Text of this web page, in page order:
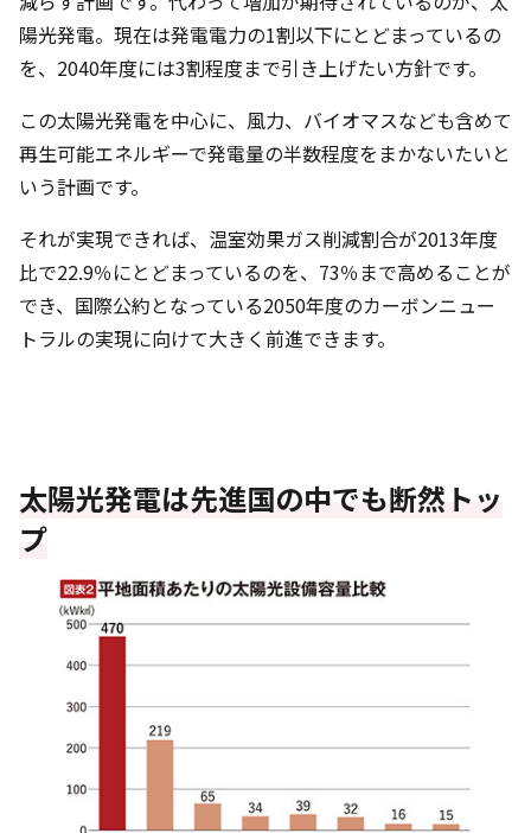
陽光発電。現在は発電電力の1割以下にとどまっているの
を、2040年度には3割程度まで引き上げたい方針です。
この太陽光発電を中心に、風力、バイオマスなども含めて
再生可能エネルギーで発電量の半数程度をまかないたいと
いう計画です。
それが実現できれば、温室効果ガス削減割合が2013年度
比で22.9％にとどまっているのを、73％まで高めることが
でき、国際公約となっている2050年度のカーボンニュー
トラルの実現に向けて大きく前進できます。
太陽光発電は先進国の中でも断然トッ
プ